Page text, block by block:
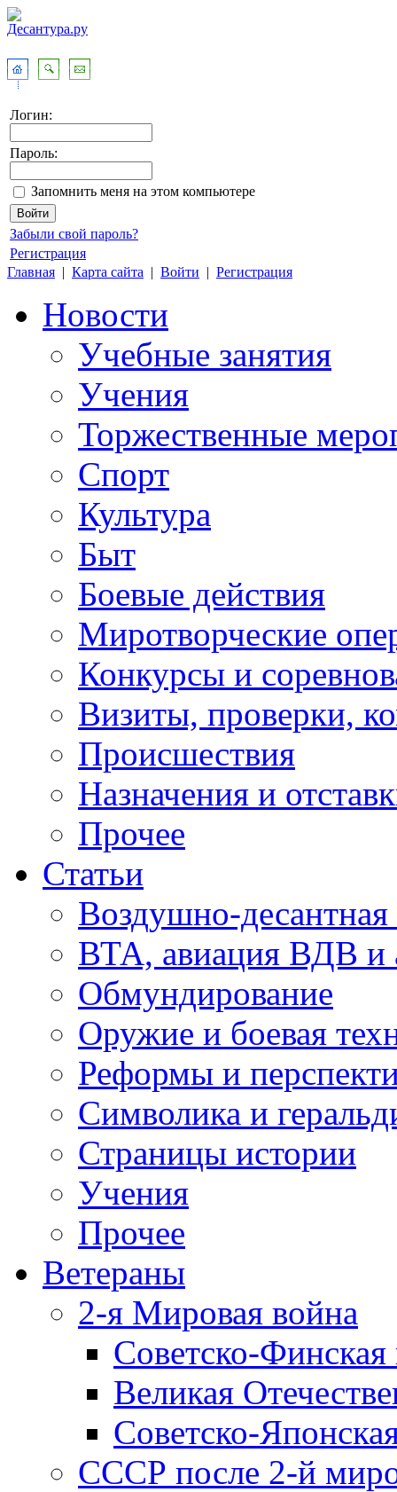
Логин:
Пароль:
Запомнить меня на этом компьютере
Забыли свой пароль?
Регистрация
Главная | Карта сайта | Войти | Регистрация
Новости
Учебные занятия
Учения
Торжественные
Спорт
Культура
Быт
Боевые действия
Миротворческие
Конкурсы и
Визиты, проверки,
Происшествия
Назначения и
Прочее
Статьи
Воздушно-десантная
ВТА, авиация ВДВ и
Обмундирование
Оружие и боевая
Реформы и
Символика и
Страницы истории
Учения
Прочее
Ветераны
2-я Мировая война
Советско-
Великая
Советско-
СССР после 2-й